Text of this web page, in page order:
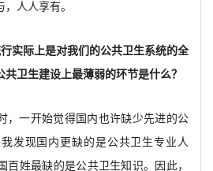
人人享有。
实际上是对我们的公共卫生系统的全
卫生建设上最薄弱的环节是什么？
，一开始觉得国内也许缺少先进的公
发现国内更缺的是公共卫生专业人
百姓最缺的是公共卫生知识。因此，